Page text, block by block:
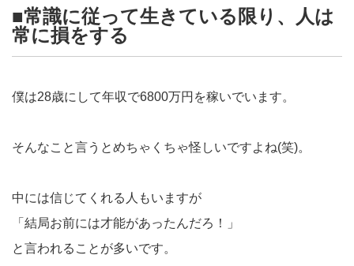
■常識に従って生きている限り、人は
常に損をする
僕は28歳にして年収で6800万円を稼いでいます。
そんなこと言うとめちゃくちゃ怪しいですよね(笑)。
中には信じてくれる人もいますが
「結局お前には才能があったんだろ！」
と言われることが多いです。